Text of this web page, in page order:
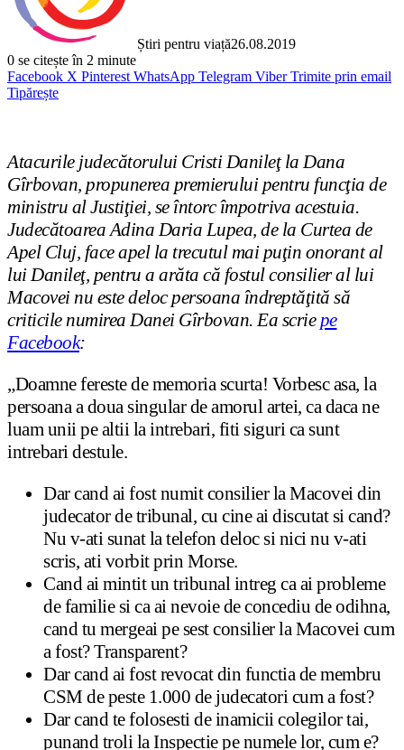
Știri pentru viață26.08.2019
0 se citește în 2 minute
Facebook X Pinterest WhatsApp Telegram Viber Trimite prin email
Tipărește
Atacurile judecătorului Cristi Danileţ la Dana
Gîrbovan, propunerea premierului pentru funcţia de
ministru al Justiţiei, se întorc împotriva acestuia.
Judecătoarea Adina Daria Lupea, de la Curtea de
Apel Cluj, face apel la trecutul mai puţin onorant al
lui Danileţ, pentru a arăta că fostul consilier al lui
Macovei nu este deloc persoana îndreptăţită să
criticile numirea Danei Gîrbovan. Ea scriepe
Facebook:
„Doamne fereste de memoria scurta! Vorbesc asa, la
persoana a doua singular de amorul artei, ca daca ne
luam unii pe altii la intrebari, fiti siguri ca sunt
intrebari destule.
Dar cand ai fost numit consilier la Macovei din
judecator de tribunal, cu cine ai discutat si cand?
Nu v-ati sunat la telefon deloc si nici nu v-ati
scris, ati vorbit prin Morse.
Cand ai mintit un tribunal intreg ca ai probleme
de familie si ca ai nevoie de concediu de odihna,
cand tu mergeai pe sest consilier la Macovei cum
a fost? Transparent?
Dar cand ai fost revocat din functia de membru
CSM de peste 1.000 de judecatori cum a fost?
Dar cand te folosesti de inamicii colegilor tai,
punand troli la Inspectie pe numele lor, cum e?